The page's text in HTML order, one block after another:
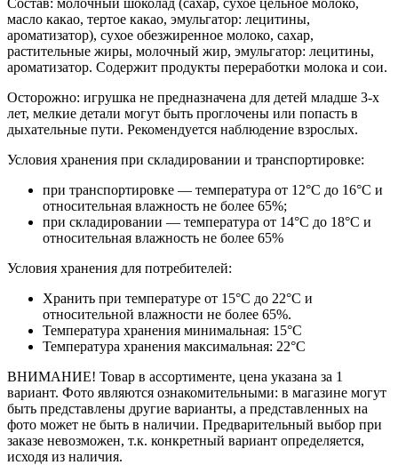
масло какао, тертое какао, эмульгатор: лецитины,
ароматизатор), сухое обезжиренное молоко, сахар,
растительные жиры, молочный жир, эмульгатор: лецитины,
ароматизатор. Содержит продукты переработки молока и сои.
Осторожно: игрушка не предназначена для детей младше 3-х
лет, мелкие детали могут быть проглочены или попасть в
дыхательные пути. Рекомендуется наблюдение взрослых.
Условия хранения при складировании и транспортировке:
при транспортировке — температура от 12°C до 16°C и
относительная влажность не более 65%;
при складировании — температура от 14°C до 18°C и
относительная влажность не более 65%
Условия хранения для потребителей:
Хранить при температуре от 15°C до 22°C и
относительной влажности не более 65%.
Температура хранения минимальная: 15°C
Температура хранения максимальная: 22°C
ВНИМАНИЕ! Товар в ассортименте, цена указана за 1
вариант. Фото являются ознакомительными: в магазине могут
быть представлены другие варианты, а представленных на
фото может не быть в наличии. Предварительный выбор при
заказе невозможен, т.к. конкретный вариант определяется,
исходя из наличия.